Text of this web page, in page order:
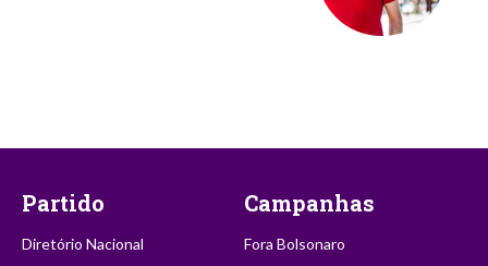
Partido
Diretório Nacional
Campanhas
Fora Bolsonaro